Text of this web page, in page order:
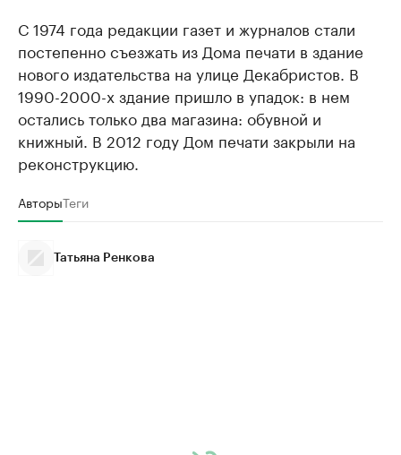
С 1974 года редакции газет и журналов стали
постепенно съезжать из Дома печати в здание
нового издательства на улице Декабристов. В
1990-2000-х здание пришло в упадок: в нем
остались только два магазина: обувной и
книжный. В 2012 году Дом печати закрыли на
реконструкцию.
АвторыТеги
Татьяна Ренкова